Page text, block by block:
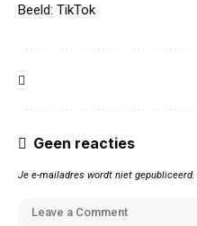
Beeld: TikTok
Geen reacties
Je e-mailadres wordt niet gepubliceerd.